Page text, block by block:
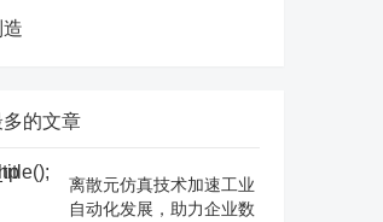
的文章
离散元仿真技术加速工业
自动化发展，助力企业数